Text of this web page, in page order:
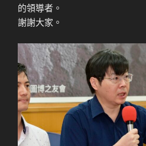
的領導者。
謝謝大家。